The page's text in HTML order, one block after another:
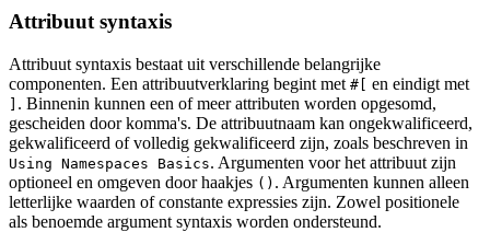
Attribuut syntaxis
Attribuut syntaxis bestaat uit verschillende belangrijke
componenten. Een attribuutverklaring begint met #[ en eindigt met
. Binnenin kunnen een of meer attributen worden opgesomd,
gescheiden door komma's. De attribuutnaam kan ongekwalificeerd,
gekwalificeerd of volledig gekwalificeerd zijn, zoals beschreven in
Using Namespaces Basics. Argumenten voor het attribuut zijn
optioneel en omgeven door haakjes () . Argumenten kunnen alleen
letterlijke waarden of constante expressies zijn. Zowel positionele
als benoemde argument syntaxis worden ondersteund.